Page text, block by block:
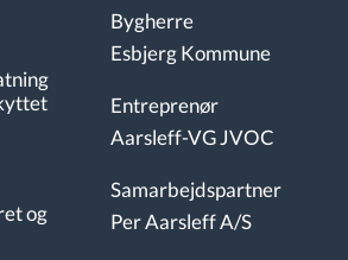
og
Bygherre
Esbjerg Kommune
Entreprenør
Aarsleff-VG JVOC
Samarbejdspartner
Per Aarsleff A/S